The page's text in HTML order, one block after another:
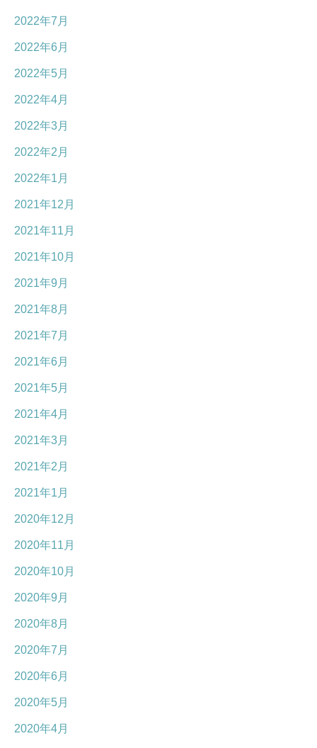
2022年7月
2022年6月
2022年5月
2022年4月
2022年3月
2022年2月
2022年1月
2021年12月
2021年11月
2021年10月
2021年9月
2021年8月
2021年7月
2021年6月
2021年5月
2021年4月
2021年3月
2021年2月
2021年1月
2020年12月
2020年11月
2020年10月
2020年9月
2020年8月
2020年7月
2020年6月
2020年5月
2020年4月